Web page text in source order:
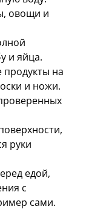
овощи и
и яйца.
продукты на
и ножи.
руки
едой,
с
сами.